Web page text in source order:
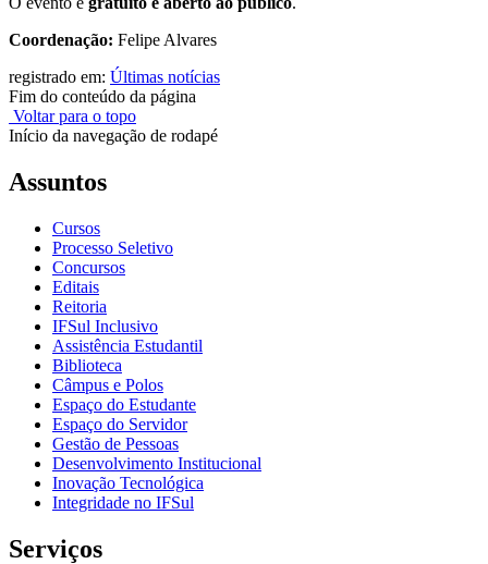
Coordenação: Felipe Alvares
registrado em: Últimas notícias
Fim do conteúdo da página
Voltar para o topo
Início da navegação de rodapé
Assuntos
Cursos
Processo Seletivo
Concursos
Editais
Reitoria
IFSul Inclusivo
Assistência Estudantil
Biblioteca
Câmpus e Polos
Espaço do Estudante
Espaço do Servidor
Gestão de Pessoas
Desenvolvimento Institucional
Inovação Tecnológica
Integridade no IFSul
Serviços